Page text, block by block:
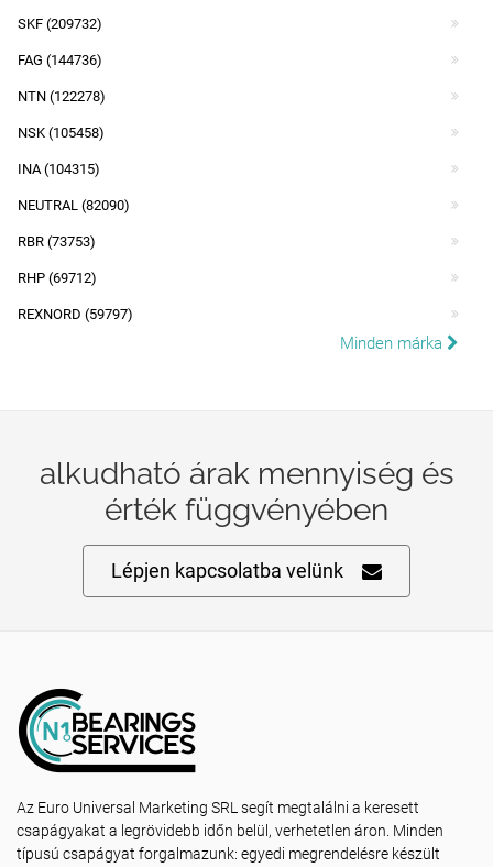
SKF (209732)
FAG (144736)
NTN (122278)
NSK (105458)
INA (104315)
NEUTRAL (82090)
RBR (73753)
RHP (69712)
REXNORD (59797)
Minden márka
alkudható árak mennyiség és
érték függvényében
Lépjen kapcsolatba velünk
Az Euro Universal Marketing SRL segít megtalálni a keresett
csapágyakat a legrövidebb időn belül, verhetetlen áron. Minden
típusú csapágyat forgalmazunk: egyedi megrendelésre készült